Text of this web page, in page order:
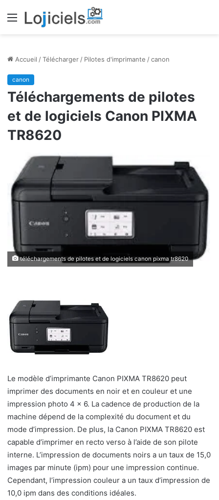
Menu
Accueil /Télécharger / Pilotes d'imprimante /canon
canon
Téléchargements de pilotes
et de logiciels Canon PIXMA
TR8620
téléchargements de pilotes et de logiciels canon pixma tr8620
Le modèle d’imprimante Canon PIXMA TR8620 peut
imprimer des documents en noir et en couleur et une
impression photo 4 x 6. La cadence de production de la
machine dépend de la complexité du document et du
mode d’impression. De plus, la Canon PIXMA TR8620 est
capable d’imprimer en recto verso à l’aide de son pilote
interne. L’impression de documents noirs a un taux de 15,0
images par minute (ipm) pour une impression continue.
Cependant, l’impression couleur a un taux d’impression de
10,0 ipm dans des conditions idéales.